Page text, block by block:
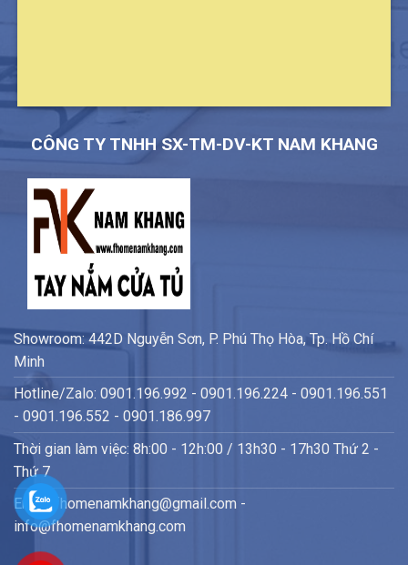
CÔNG TY TNHH SX-TM-DV-KT NAM KHANG
Showroom: 442D Nguyễn Sơn, P. Phú Thọ Hòa, Tp. Hồ Chí
Minh
Hotline/Zalo: 0901.196.992 - 0901.196.224 - 0901.196.551
- 0901.196.552 - 0901.186.997
Thời gian làm việc: 8h:00 - 12h:00 / 13h30 - 17h30 Thứ 2 -
Thứ 7
Email: fhomenamkhang@gmail.com -
info@fhomenamkhang.com